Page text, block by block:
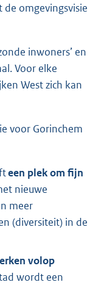
de omgevingsvisie
inwoners’ en
Voor elke
West zich kan
voor Gorinchem
een plek om fijn
nieuwe
meer
(diversiteit) in de
volop
wordt een